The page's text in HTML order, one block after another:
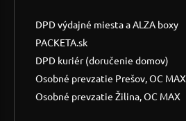
DPD výdajné miesta a ALZA boxy
PACKETA.sk
DPD kuriér (doručenie domov)
Osobné prevzatie Prešov, OC MAX
Osobné prevzatie Žilina, OC MAX